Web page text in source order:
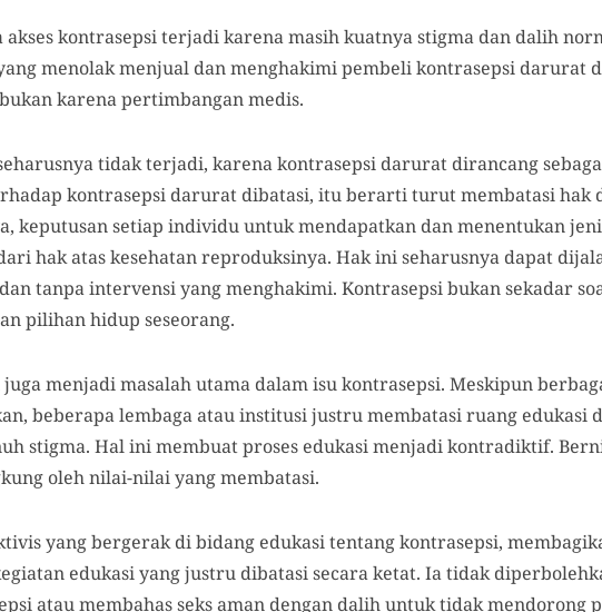
akses kontrasepsi terjadi karena masih kuatnya stigma dan dalih
menolak menjual dan menghakimi pembeli kontrasepsi darurat
karena pertimbangan medis.
tidak terjadi, karena kontrasepsi darurat dirancang
kontrasepsi darurat dibatasi, itu berarti turut membatasi hak
keputusan setiap individu untuk mendapatkan dan menentukan
hak atas kesehatan reproduksinya. Hak ini seharusnya dapat
tanpa intervensi yang menghakimi. Kontrasepsi bukan sekadar
pilihan hidup seseorang.
juga menjadi masalah utama dalam isu kontrasepsi. Meskipun
beberapa lembaga atau institusi justru membatasi ruang edukasi
stigma. Hal ini membuat proses edukasi menjadi kontradiktif.
oleh nilai-nilai yang membatasi.
yang bergerak di bidang edukasi tentang kontrasepsi,
edukasi yang justru dibatasi secara ketat. Ia tidak
atau membahas seks aman dengan dalih untuk tidak mendorong